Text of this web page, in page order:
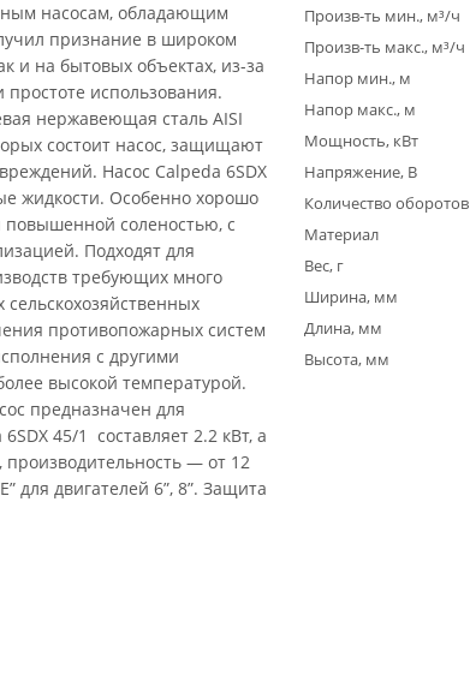
насосам, обладающим
признание в широком
и на бытовых объектах, из-за
использования.
нержавеющая сталь AISI
состоит насос, защищают
Насос Calpeda 6SDX
жидкости. Особенно хорошо
повышенной соленостью, с
Подходят для
требующих много
противопожарных систем
с другими
высокой температурой.
предназначен для
45/1 составляет 2.2 кВт, а
— от 12
для двигателей 6”, 8”. Защита
Произв-ть мин., м³/ч
Произв-ть макс., м³/ч
Напор мин., м
Напор макс., м
Мощность, кВт
Напряжение, В
Количество оборотов
Материал
Вес, г
Ширина, мм
Длина, мм
Высота, мм